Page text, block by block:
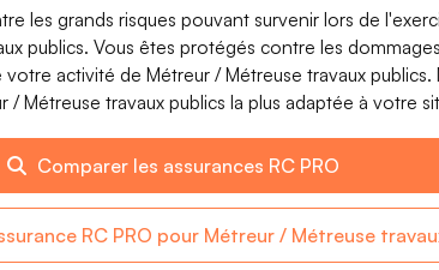
les grands risques pouvant survenir lors de
publics. Vous êtes protégés contre les
activité de Métreur / Métreuse travaux
/ Métreuse travaux publics la plus adaptée à votre
Comparer les assurances RC PRO
RC PRO pour Métreur / Métreuse